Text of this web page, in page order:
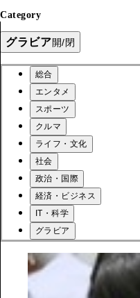
Category
グラビア開/閉
総合
エンタメ
スポーツ
クルマ
ライフ・文化
社会
政治・国際
経済・ビジネス
IT・科学
グラビア